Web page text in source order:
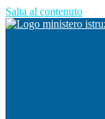
Salta al contenuto